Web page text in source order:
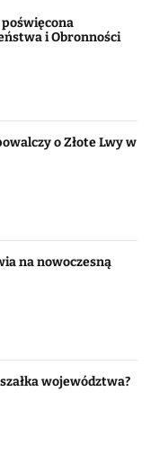
i Obronności
o Złote Lwy w
na nowoczesną
województwa?